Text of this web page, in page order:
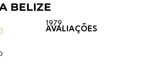
BELIZE
1979
AVALIAÇÕES